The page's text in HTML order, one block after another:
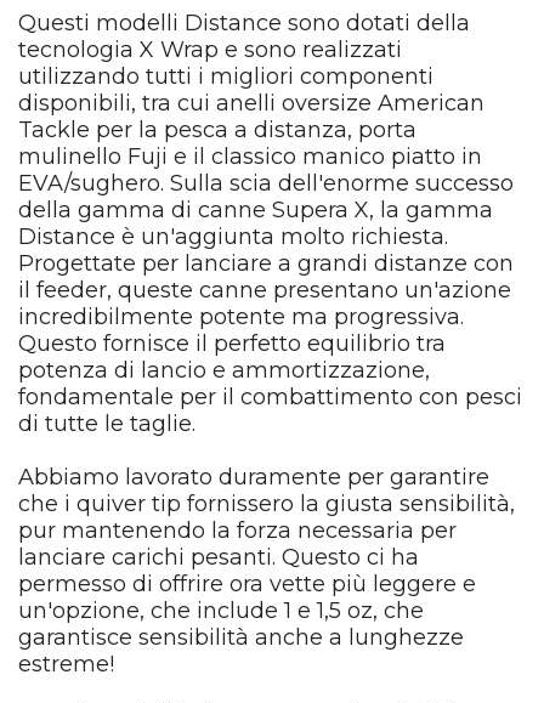
Questi modelli Distance sono dotati della
tecnologia X Wrap e sono realizzati
utilizzando tutti i migliori componenti
disponibili, tra cui anelli oversize American
Tackle per la pesca a distanza, porta
mulinello Fuji e il classico manico piatto in
EVA/sughero. Sulla scia dell'enorme successo
della gamma di canne Supera X, la gamma
Distance è un'aggiunta molto richiesta.
Progettate per lanciare a grandi distanze con
il feeder, queste canne presentano un'azione
incredibilmente potente ma progressiva.
Questo fornisce il perfetto equilibrio tra
potenza di lancio e ammortizzazione,
fondamentale per il combattimento con pesci
di tutte le taglie.
Abbiamo lavorato duramente per garantire
che i quiver tip fornissero la giusta sensibilità,
pur mantenendo la forza necessaria per
lanciare carichi pesanti. Questo ci ha
permesso di offrire ora vette più leggere e
un'opzione, che include 1 e 1,5 oz, che
garantisce sensibilità anche a lunghezze
estreme!